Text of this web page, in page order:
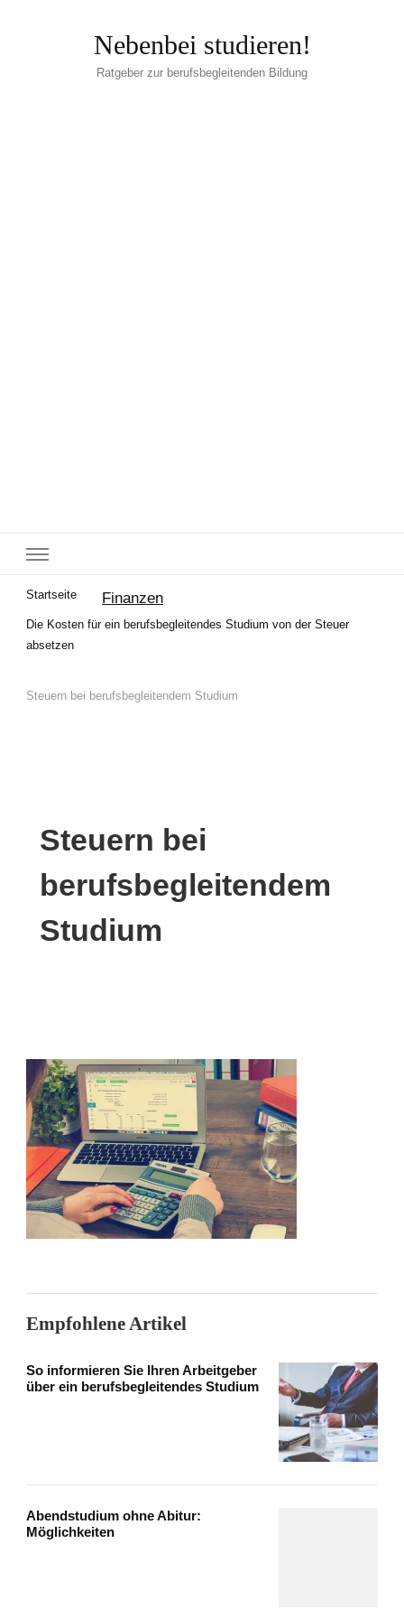
Nebenbei studieren!
Ratgeber zur berufsbegleitenden Bildung
Startseite Finanzen
Die Kosten für ein berufsbegleitendes Studium von der Steuer
absetzen
Steuern bei berufsbegleitendem Studium
Steuern bei
berufsbegleitendem
Studium
Empfohlene Artikel
So informieren Sie Ihren Arbeitgeber
über ein berufsbegleitendes Studium
Abendstudium ohne Abitur:
Möglichkeiten